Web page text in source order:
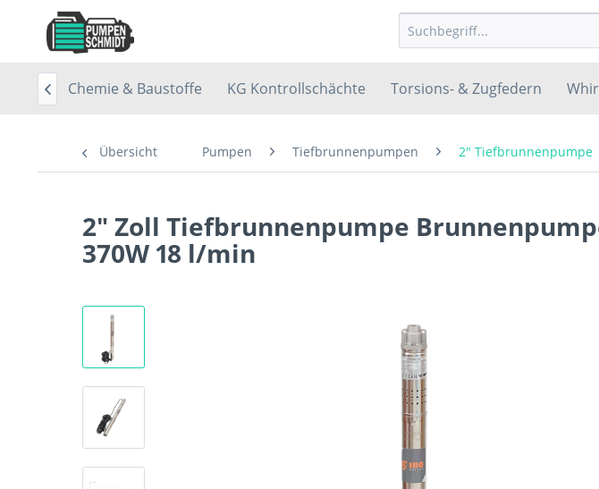
Chemie & Baustoffe KG Kontrollschächte Torsions- & Zugfedern

Übersicht Pumpen Tiefbrunnenpumpen 2" Tiefbrunnenpumpe
2" Zoll Tiefbrunnenpumpe
370W 18 l/min